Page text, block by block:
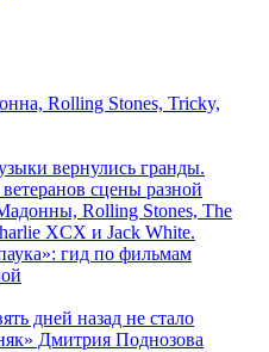
Rolling Stones, Tricky,
вернулись гранды.
сцены разной
Rolling Stones, The
XCX и Jack White.
гид по фильмам
дней назад не стало
Дмитрия Поднозова